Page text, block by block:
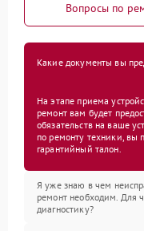
Вопросы по
Какие документы вы
На этапе приема
ремонт вам будет
обязательств на ваше
по ремонту техники, вы
гарантийный талон.
Я уже знаю в чем
ремонт необходим. Для
диагностику?